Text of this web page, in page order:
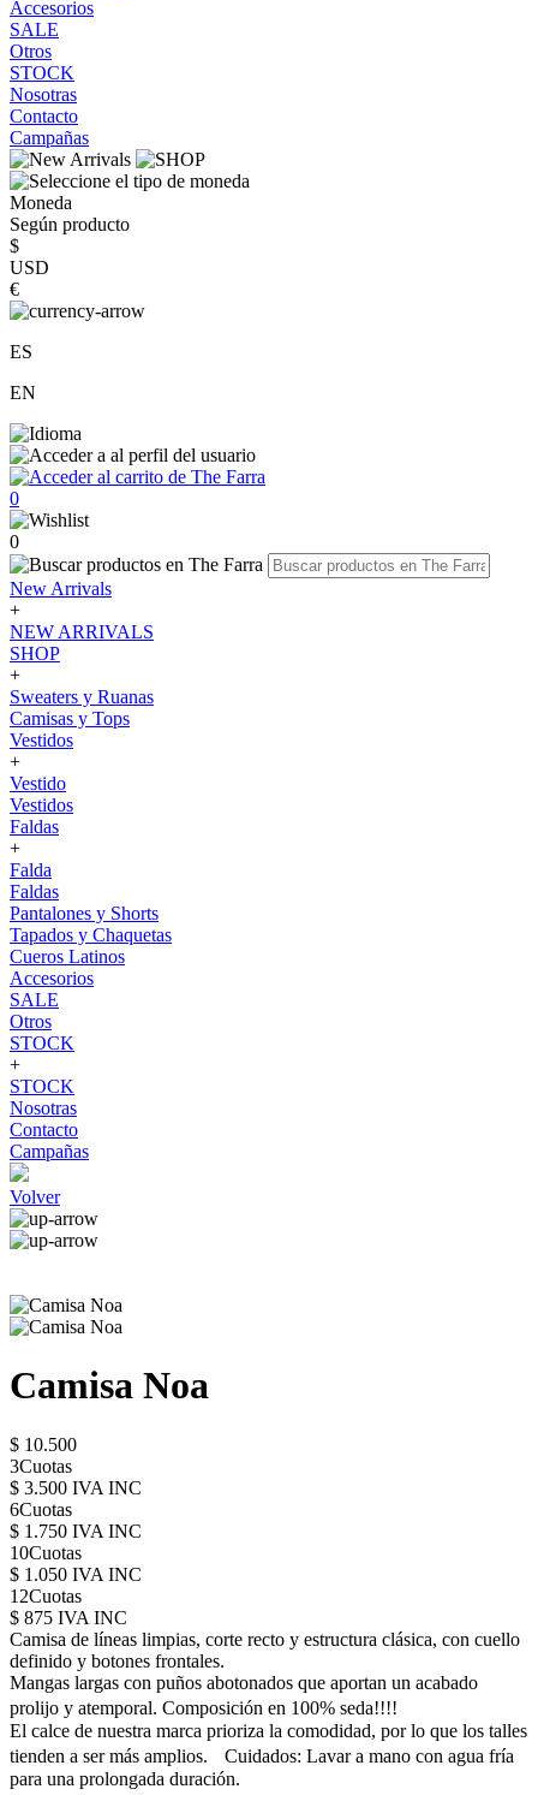
Accesorios
SALE
Otros
STOCK
Nosotras
Contacto
Campañas
Moneda
Según producto
$
USD
€
ES
EN
0
0
New Arrivals
+
NEW ARRIVALS
SHOP
+
Sweaters y Ruanas
Camisas y Tops
Vestidos
+
Vestido
Vestidos
Faldas
+
Falda
Faldas
Pantalones y Shorts
Tapados y Chaquetas
Cueros Latinos
Accesorios
SALE
Otros
STOCK
+
STOCK
Nosotras
Contacto
Campañas
Volver
Camisa Noa
$ 10.500
3Cuotas
$ 3.500 IVA INC
6Cuotas
$ 1.750 IVA INC
10Cuotas
$ 1.050 IVA INC
12Cuotas
$ 875 IVA INC
Camisa de líneas limpias, corte recto y estructura clásica, con cuello
definido y botones frontales.
Mangas largas con puños abotonados que aportan un acabado
prolijo y atemporal. Composición en 100% seda!!!!
El calce de nuestra marca prioriza la comodidad, por lo que los talles
tienden a ser más amplios. Cuidados: Lavar a mano con agua fría
para una prolongada duración.